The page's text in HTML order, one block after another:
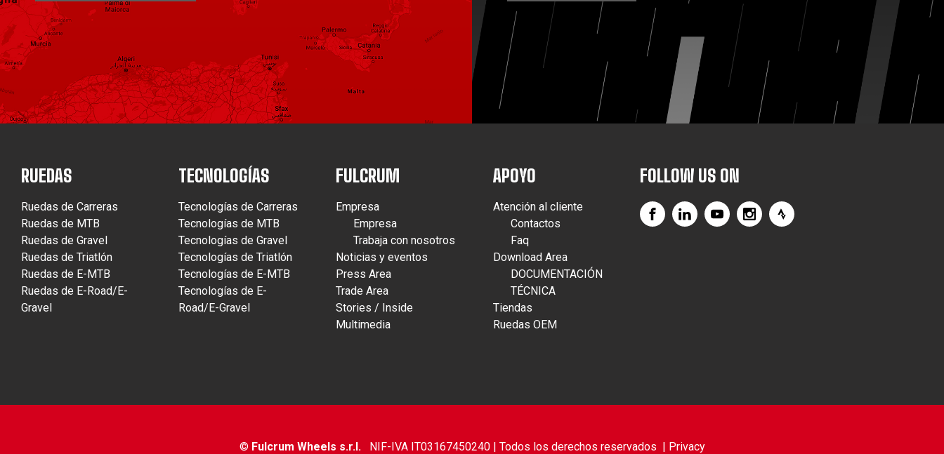
RUEDAS
Ruedas de Carreras
Ruedas de MTB
Ruedas de Gravel
Ruedas de Triatlón
Ruedas de E-MTB
Ruedas de E-Road/E-
Gravel
TECNOLOGÍAS
Tecnologías de Carreras
Tecnologías de MTB
Tecnologías de Gravel
Tecnologías de Triatlón
Tecnologías de E-MTB
Tecnologías de E-
Road/E-Gravel
FULCRUM
Empresa
Empresa
Trabaja con nosotros
Noticias y eventos
Press Area
Trade Area
Stories / Inside
Multimedia
APOYO
Atención al cliente
Contactos
Faq
Download Area
DOCUMENTACIÓN
TÉCNICA
Tiendas
Ruedas OEM
FOLLOW US ON
© Fulcrum Wheels s.r.l.NIF-IVA IT03167450240 | Todos los derechos reservados | Privacy